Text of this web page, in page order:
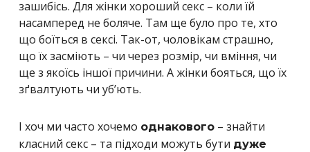
зашибісь. Для жінки хороший секс – коли їй
насамперед не боляче. Там ще було про те, хто
що боїться в сексі. Так-от, чоловікам страшно,
що їх засміють – чи через розмір, чи вміння, чи
ще з якоїсь іншої причини. А жінки бояться, що їх
зґвалтують чи уб’ють.
І хоч ми часто хочемо однакового – знайти
класний секс – та підходи можуть бути дуже